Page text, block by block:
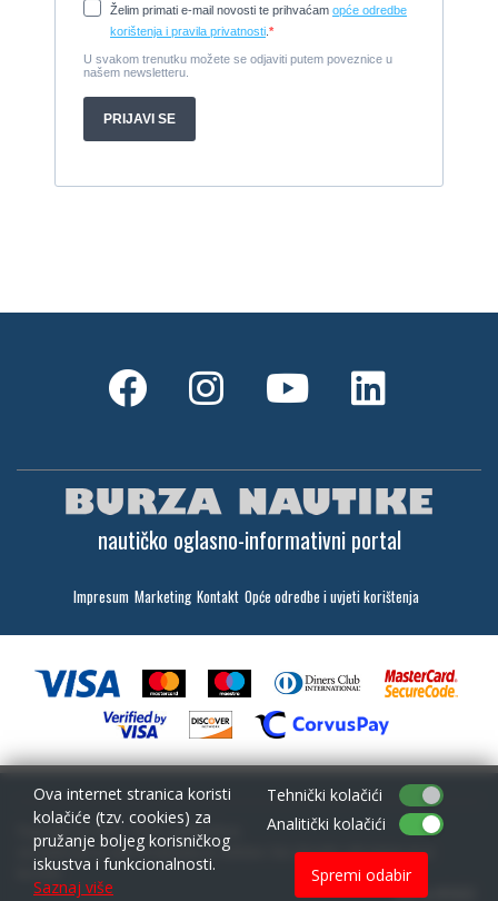
nautičko oglasno-informativni portal
Impresum Marketing Kontakt Opće odredbe i uvjeti korištenja
Copyright (c) 2001 - 2026,Lantina d.o.o.
sav materijal na ovim stranicama je zaštićen i bez dozvole zabranjeno ga je
koristiti
web by NIVAGO
Ova internet stranica koristi
kolačiće (tzv. cookies) za
pružanje boljeg korisničkog
iskustva i funkcionalnosti.
Saznaj više
Tehnički kolačići
Analitički kolačići
Spremi odabir